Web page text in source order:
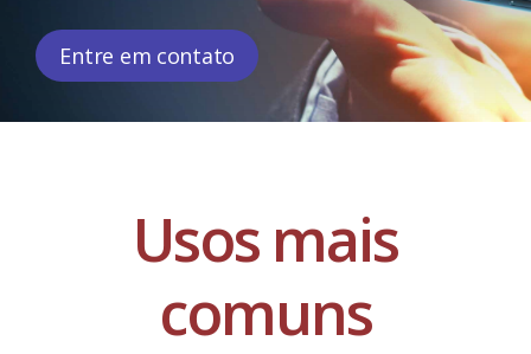
Entre em contato
Usos mais
comuns